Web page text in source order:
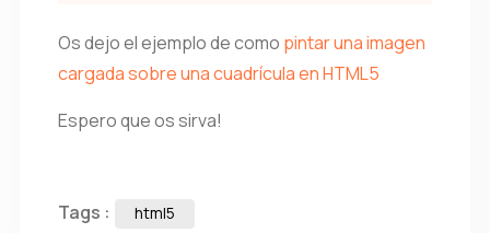
Os dejo el ejemplo de como pintar una imagen
cargada sobre una cuadrícula en HTML5
Espero que os sirva!
Tags : html5